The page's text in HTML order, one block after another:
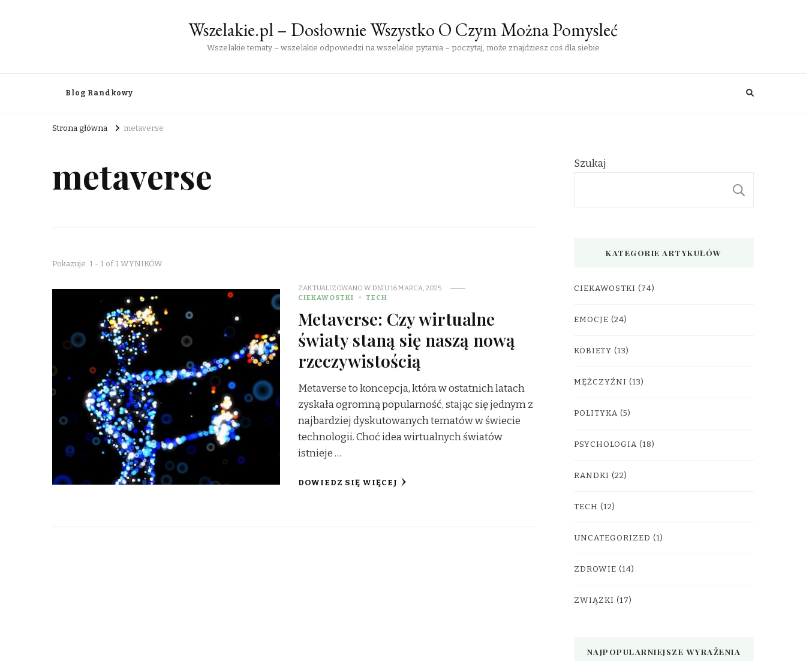
Wszelakie.pl – Dosłownie Wszystko O Czym Można Pomysleć
Wszelakie tematy – wszelakie odpowiedzi na wszelakie pytania – poczytaj, może znajdziesz coś dla siebie
Blog Randkowy
Strona główna metaverse
metaverse
Pokazuje: 1 - 1 of 1 WYNIKÓW
ZAKTUALIZOWANO W DNIU16 MARCA, 2025
CIEKAWOSTKI
TECH
Metaverse: Czy wirtualne
światy staną się naszą nową
rzeczywistością
Metaverse to koncepcja, która w ostatnich latach
zyskała ogromną popularność, stając się jednym z
najbardziej dyskutowanych tematów w świecie
technologii. Choć idea wirtualnych światów
istnieje …
DOWIEDZ SIĘ WIĘCEJ
Szukaj
KATEGORIE ARTYKUŁÓW
CIEKAWOSTKI (74)
EMOCJE (24)
KOBIETY (13)
MĘŻCZYŹNI (13)
POLITYKA (5)
PSYCHOLOGIA (18)
RANDKI (22)
TECH (12)
UNCATEGORIZED (1)
ZDROWIE (14)
ZWIĄZKI (17)
NAJPOPULARNIEJSZE WYRAŻENIA